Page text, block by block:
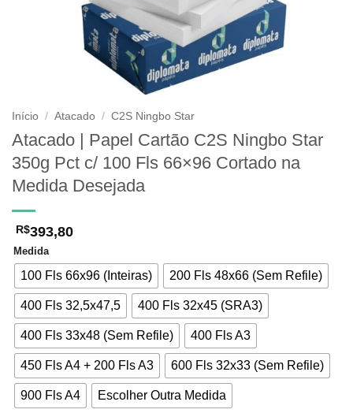
Início / Atacado / C2S Ningbo Star
Atacado | Papel Cartão C2S Ningbo Star
350g Pct c/ 100 Fls 66×96 Cortado na
Medida Desejada
R$393,80
Medida
100 Fls 66x96 (Inteiras) 200 Fls 48x66 (Sem Refile)
400 Fls 32,5x47,5 400 Fls 32x45 (SRA3)
400 Fls 33x48 (Sem Refile) 400 Fls A3
450 Fls A4 + 200 Fls A3 600 Fls 32x33 (Sem Refile)
900 Fls A4 Escolher Outra Medida